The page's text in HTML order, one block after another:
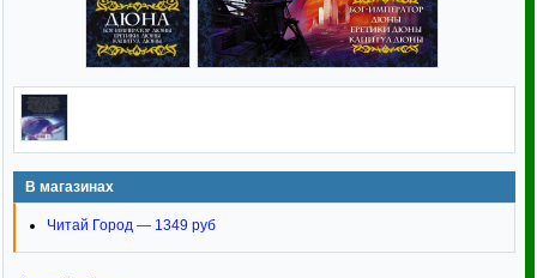
В магазинах
Читай Город — 1349 руб